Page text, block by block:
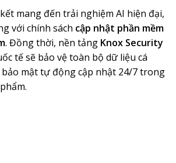
mang đến trải nghiệm AI hiện đại,
với chính sách cập nhật phần mềm
. Đồng thời, nền tảng Knox Security
tế sẽ bảo vệ toàn bộ dữ liệu cá
mật tự động cập nhật 24/7 trong